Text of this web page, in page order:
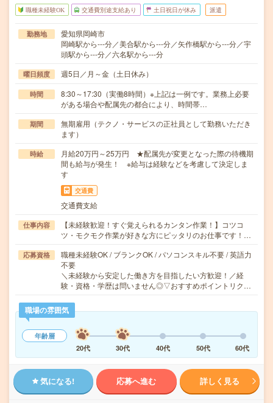
職種未経験OK 交通費別途支給あり 土日祝日が休み 派遣
勤務地
愛知県岡崎市
岡崎駅から---分／美合駅から---分／矢作橋駅から---分／宇
頭駅から---分／六名駅から---分
曜日頻度 週5日／月～金（土日休み）
時間
8:30～17:30（実働8時間）※上記は一例です。業務上必要
がある場合や配属先の都合により、時間帯…
期間
無期雇用（テクノ・サービスの正社員として勤務いただき
ます）
時給
月給20万円～25万円 ★配属先が変更となった際の待機期
間も給与が発生！ ※給与は経験などを考慮して決定しま
す
交通費
交通費支給
仕事内容
【未経験歓迎！すぐ覚えられるカンタン作業！】コツコ
ツ・モクモク作業が好きな方にピッタリのお仕事です！…
応募資格
職種未経験OK / ブランクOK / パソコンスキル不要 / 英語力
不要
＼未経験から安定した働き方を目指したい方歓迎！／経
験・資格・学歴は問いません◎▽おすすめポイントリク…
職場の雰囲気
年齢層
20代
30代 40代 50代 60代
気になる! 応募へ進む 詳しく見る